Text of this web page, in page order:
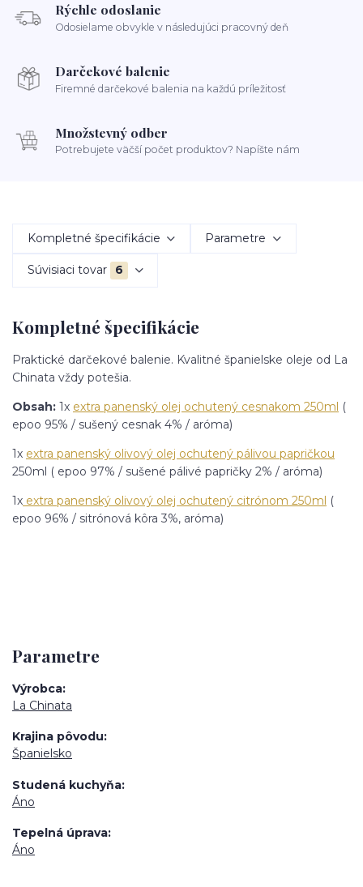
Rýchle odoslanie
Odosielame obvykle v následujúci pracovný deň
Darčekové balenie
Firemné darčekové balenia na každú príležitosť
Množstevný odber
Potrebujete väčší počet produktov? Napíšte nám
Kompletné špecifikácie Parametre
Súvisiaci tovar 6
Kompletné špecifikácie
Praktické darčekové balenie. Kvalitné španielske oleje od La
Chinata vždy potešia.
Obsah: 1x extra panenský olej ochutený cesnakom 250ml (
epoo 95% / sušený cesnak 4% / aróma)
1x extra panenský olivový olej ochutený pálivou papričkou
250ml ( epoo 97% / sušené pálivé papričky 2% / aróma)
1x extra panenský olivový olej ochutený citrónom 250ml (
epoo 96% / sitrónová kôra 3%, aróma)
Parametre
Výrobca
La Chinata
Krajina pôvodu
Španielsko
Studená kuchyňa
Áno
Tepelná úprava
Áno